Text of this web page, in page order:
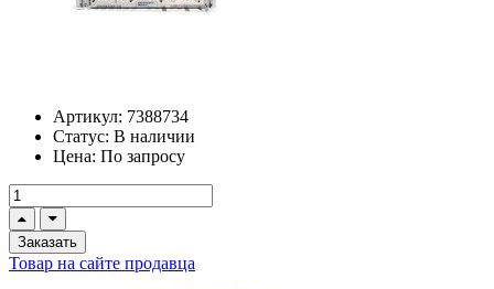
Артикул: 7388734
Статус: В наличии
Цена: По запросу
Заказать
Товар на сайте продавца